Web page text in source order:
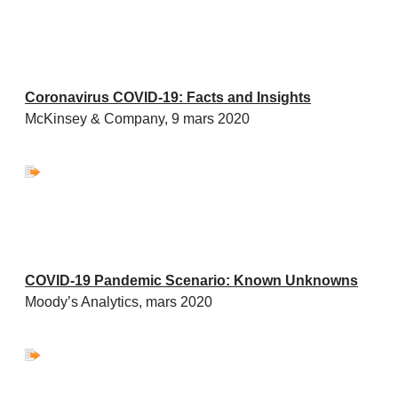
Coronavirus COVID-19: Facts and Insights
McKinsey & Company, 9 mars 2020
COVID-19 Pandemic Scenario: Known Unknowns
Moody’s Analytics, mars 2020